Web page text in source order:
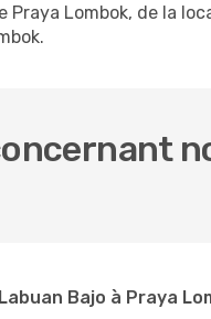
Lombok, de la
Bajo à Praya